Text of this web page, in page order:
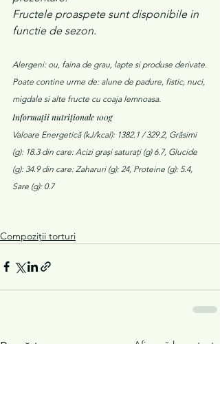
Fructele proaspete sunt disponibile in
functie de sezon.
Alergeni: ou, faina de grau, lapte si produse derivate.
Poate contine urme de: alune de padure, fistic, nuci,
migdale si alte fructe cu coaja lemnoasa.
Informații nutriționale 100g
Valoare Energetică (kJ/kcal): 1382.1 / 329.2, Grăsimi
(g): 18.3 din care: Acizi grași saturați (g) 6.7, Glucide
(g): 34.9 din care: Zaharuri (g): 24, Proteine (g): 5.4,
Sare (g): 0.7
Compoziții torturi
Postări recente Afișează-le pe toate